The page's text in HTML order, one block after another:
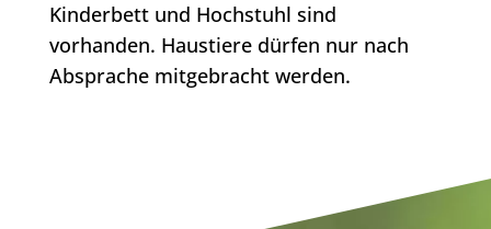
Kinderbett und Hochstuhl sind
vorhanden. Haustiere dürfen nur nach
Absprache mitgebracht werden.